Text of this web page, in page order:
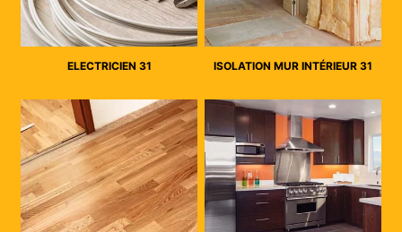
ELECTRICIEN 31 ISOLATION MUR INTÉRIEUR 31